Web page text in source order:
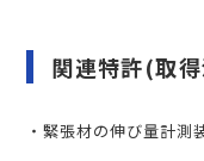
関連特許(取
・緊張材の伸び量計